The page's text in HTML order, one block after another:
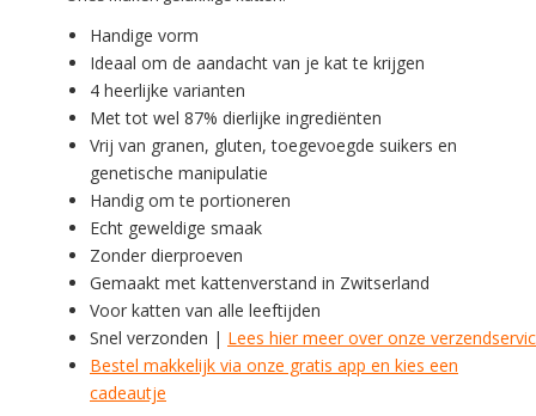
Handige vorm
Ideaal om de aandacht van je kat te krijgen
4 heerlijke varianten
Met tot wel 87% dierlijke ingrediënten
Vrij van granen, gluten, toegevoegde suikers en
genetische manipulatie
Handig om te portioneren
Echt geweldige smaak
Zonder dierproeven
Gemaakt met kattenverstand in Zwitserland
Voor katten van alle leeftijden
Snel verzonden | Lees hier meer over onze
Bestel makkelijk via onze gratis app en kies een
cadeautje